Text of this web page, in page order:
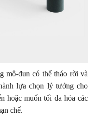
mô-đun có thể tháo rời và
lựa chọn lý tưởng cho
hoặc muốn tối đa hóa các
chế.